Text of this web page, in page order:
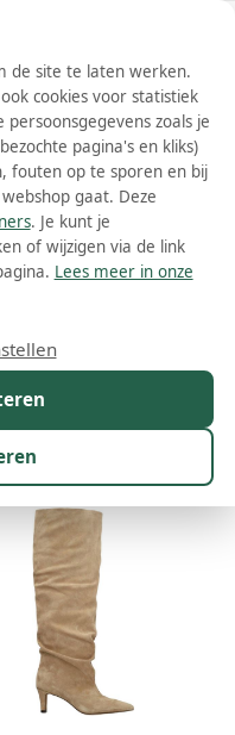
Wis filters Alle filters
de site te laten werken.
cookies voor statistiek
zoals je
pagina's en kliks)
fouten op te sporen en bij
gaat. Deze
. Je kunt je
of wijzigen via de link
Lees meer in onze